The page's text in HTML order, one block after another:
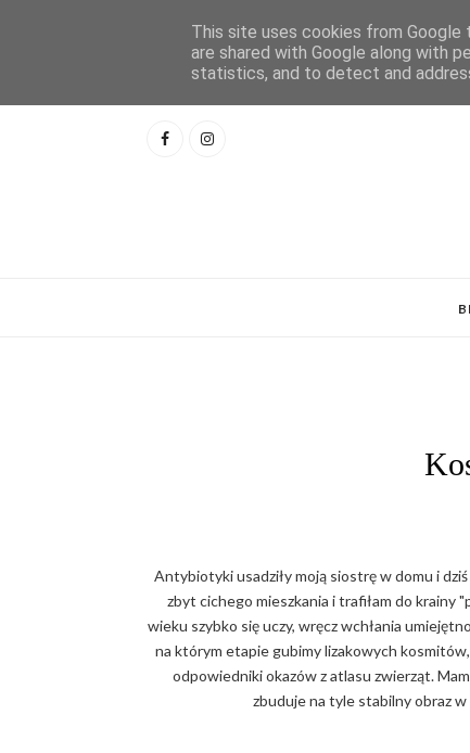
Antybiotyki usadziły moją siostrę w domu i
zbyt cichego mieszkania i trafiłam do krainy
wieku szybko się uczy, wręcz wchłania
na którym etapie gubimy lizakowych
odpowiedniki okazów z atlasu zwierząt.
zbuduje na tyle stabilny obraz
This site uses cookies from Google
are shared with Google along with
statistics, and to detect and